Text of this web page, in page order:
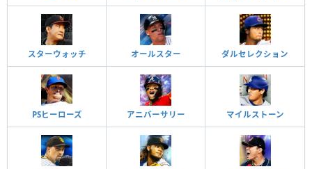
スターウォッチ オールスター ダルセレクション
PSヒーローズ アニバーサリー マイルストーン